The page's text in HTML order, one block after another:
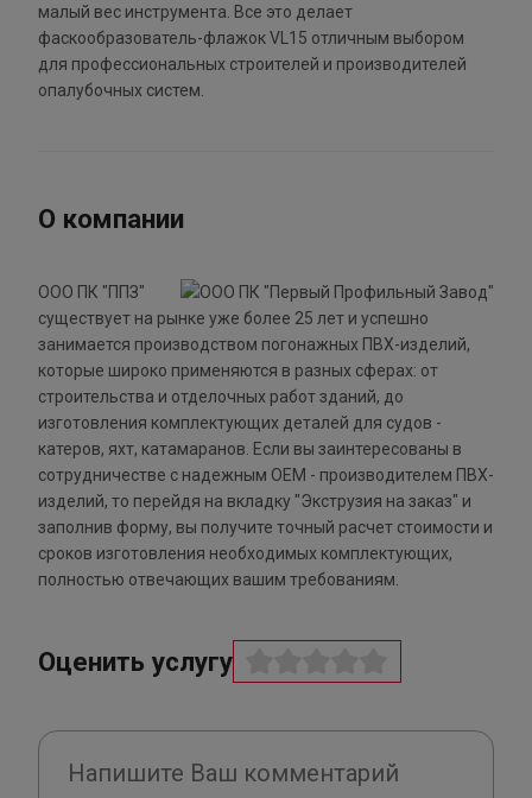
малый вес инструмента. Все это делает
фаскообразователь-флажок VL15 отличным выбором
для профессиональных строителей и производителей
опалубочных систем.
О компании
ООО ПК "ППЗ"
существует на рынке уже более 25 лет и успешно
занимается производством погонажных ПВХ-изделий,
которые широко применяются в разных сферах: от
строительства и отделочных работ зданий, до
изготовления комплектующих деталей для судов -
катеров, яхт, катамаранов. Если вы заинтересованы в
сотрудничестве с надежным ОЕМ - производителем ПВХ-
изделий, то перейдя на вкладку "Экструзия на заказ" и
заполнив форму, вы получите точный расчет стоимости и
сроков изготовления необходимых комплектующих,
полностью отвечающих вашим требованиям.
Оценить услугу